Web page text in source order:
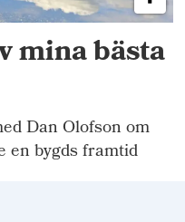
mina bästa
Dan Olofson om
en bygds framtid